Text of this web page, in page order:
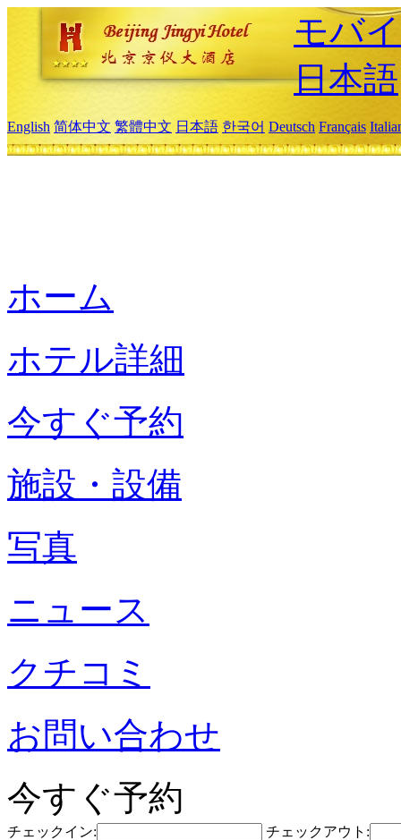
モバ
日本語
English 简体中文 繁體中文 日本語 한국어 Deutsch Français
ホーム
ホテル詳細
今すぐ予約
施設・設備
写真
ニュース
クチコミ
お問い合わせ
今すぐ予約
チェックイン: チェックアウト: